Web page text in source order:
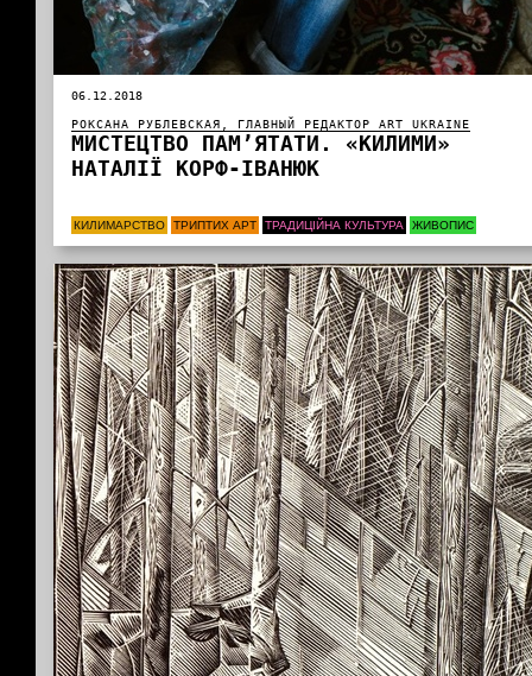
06.12.2018
РОКСАНА РУБЛЕВСКАЯ, ГЛАВНЫЙ РЕДАКТОР ART UKRAINE
МИСТЕЦТВО ПАМ’ЯТАТИ. «КИЛИМИ»
НАТАЛІЇ КОРФ-ІВАНЮК
КИЛИМАРСТВО ТРИПТИХ АРТ ТРАДИЦІЙНА КУЛЬТУРА ЖИВОПИС